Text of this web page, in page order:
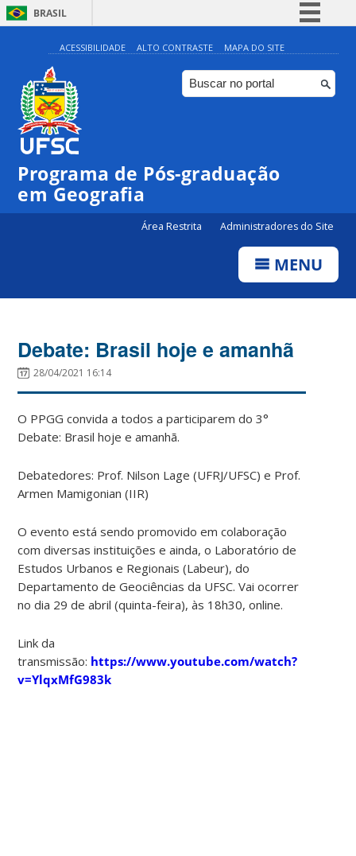
BRASIL
Simplifique!
Comunica BR
Participe
Canais
ACESSIBILIDADE ALTO CONTRASTE MAPA DO SITE
Programa de Pós-graduação
em Geografia
Área Restrita Administradores do Site
MENU
Debate: Brasil hoje e amanhã
28/04/2021 16:14
O PPGG convida a todos a participarem do 3°
Debate: Brasil hoje e amanhã.
Debatedores: Prof. Nilson Lage (UFRJ/UFSC) e Prof.
Armen Mamigonian (IIR)
O evento está sendo promovido em colaboração
com diversas instituições e ainda, o Laboratório de
Estudos Urbanos e Regionais (Labeur), do
Departamento de Geociências da UFSC. Vai ocorrer
no dia 29 de abril (quinta-feira), às 18h30, online.
Link da
transmissão: https://www.youtube.com/watch?
v=YlqxMfG983k